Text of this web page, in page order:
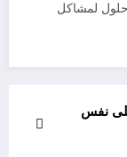
حلول لمشاكل
نفس